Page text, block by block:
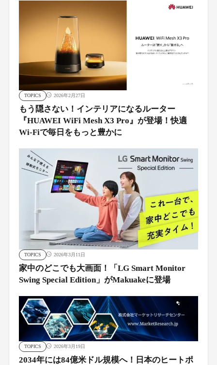
TOPICS 2026年2月27日
もう隠さない！インテリアになるルーター
『HUAWEI WiFi Mesh X3 Pro』が登場！快適
Wi-Fiで毎日をもっと豊かに
TOPICS 2026年3月11日
家中のどこでも大画面！「LG Smart Monitor
Swing Special Edition」がMakuakeに登場
TOPICS 2026年3月19日
2034年には84億米ドル規模へ！日本のヒートポ